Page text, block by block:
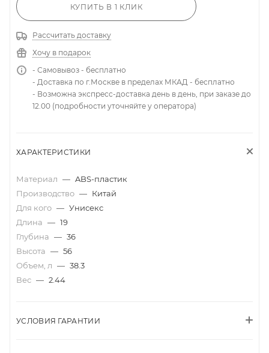
КУПИТЬ В 1 КЛИК
Рассчитать доставку
Хочу в подарок
- Самовывоз - бесплатно
- Доставка по г.Москве в пределах МКАД - бесплатно
- Возможна экспресс-доставка день в день, при заказе до
12.00 (подробности уточняйте у оператора)
ХАРАКТЕРИСТИКИ
Материал — ABS-пластик
Производство — Китай
Для кого — Унисекс
Длина — 19
Глубина — 36
Высота — 56
Объем, л — 38.3
Вес — 2.44
УСЛОВИЯ ГАРАНТИИ